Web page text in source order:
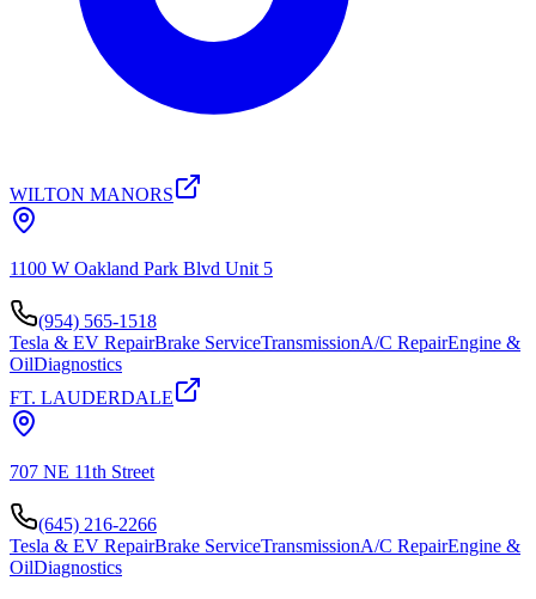
WILTON MANORS
1100 W Oakland Park Blvd Unit 5
(954) 565-1518
Tesla & EV RepairBrake ServiceTransmissionA/C RepairEngine &
OilDiagnostics
FT. LAUDERDALE
707 NE 11th Street
(645) 216-2266
Tesla & EV RepairBrake ServiceTransmissionA/C RepairEngine &
OilDiagnostics